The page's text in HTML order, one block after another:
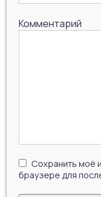
Комментарий
Сохранить моё
браузере для